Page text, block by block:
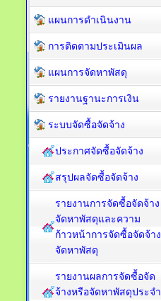
แผนการดำเนินงาน
การติดตามประเมินผล
แผนการจัดหาพัสดุ
รายงานฐานะการเงิน
ระบบจัดซื้อจัดจ้าง
ประกาศจัดซื้อจัดจ้าง
สรุปผลจัดซื้อจัดจ้าง
รายงานการจัดซื้อจัดจ้าง
จัดหาพัสดุและความ
ก้าวหน้าการจัดซื้อจัดจ้าง
จัดหาพัสดุ
รายงานผลการจัดซื้อจัด
จ้างหรือจัดหาพัสดุประจำ